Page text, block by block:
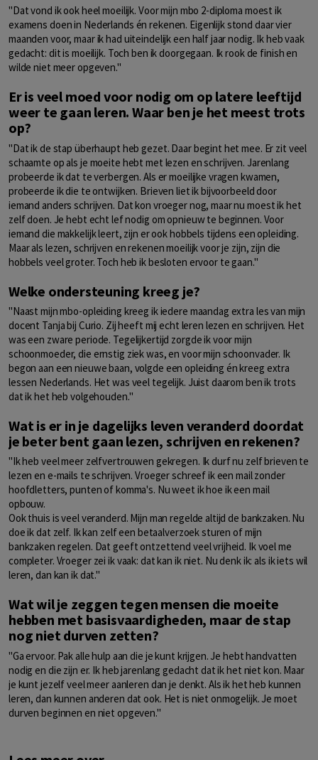
"Dat vond ik ook heel moeilijk. Voor mijn mbo 2-diploma moest ik
examens doen in Nederlands én rekenen. Eigenlijk stond daar vier
maanden voor, maar ik had uiteindelijk een half jaar nodig. Ik heb vaak
gedacht: dit is moeilijk. Toch ben ik doorgegaan. Ik rook de finish en
wilde niet meer opgeven."
Er is veel moed voor nodig om op latere leeftijd
weer te gaan leren. Waar ben je het meest trots
op?
"Dat ik de stap überhaupt heb gezet. Daar begint het mee. Er zit veel
schaamte op als je moeite hebt met lezen en schrijven. Jarenlang
probeerde ik dat te verbergen. Als er moeilijke vragen kwamen,
probeerde ik die te ontwijken. Brieven liet ik bijvoorbeeld door
iemand anders schrijven. Dat kon vroeger nog, maar nu moest ik het
zelf doen. Je hebt echt lef nodig om opnieuw te beginnen. Voor
iemand die makkelijk leert, zijn er ook hobbels tijdens een opleiding.
Maar als lezen, schrijven en rekenen moeilijk voor je zijn, zijn die
hobbels veel groter. Toch heb ik besloten ervoor te gaan."
Welke ondersteuning kreeg je?
"Naast mijn mbo-opleiding kreeg ik iedere maandag extra les van mijn
docent Tanja bij Curio. Zij heeft mij echt leren lezen en schrijven. Het
was een zware periode. Tegelijkertijd zorgde ik voor mijn
schoonmoeder, die ernstig ziek was, en voor mijn schoonvader. Ik
begon aan een nieuwe baan, volgde een opleiding én kreeg extra
lessen Nederlands. Het was veel tegelijk. Juist daarom ben ik trots
dat ik het heb volgehouden."
Wat is er in je dagelijks leven veranderd doordat
je beter bent gaan lezen, schrijven en rekenen?
"Ik heb veel meer zelfvertrouwen gekregen. Ik durf nu zelf brieven te
lezen en e-mails te schrijven. Vroeger schreef ik een mail zonder
hoofdletters, punten of komma's. Nu weet ik hoe ik een mail
opbouw.
Ook thuis is veel veranderd. Mijn man regelde altijd de bankzaken. Nu
doe ik dat zelf. Ik kan zelf een betaalverzoek sturen of mijn
bankzaken regelen. Dat geeft ontzettend veel vrijheid. Ik voel me
completer. Vroeger zei ik vaak: dat kan ik niet. Nu denk ik: als ik iets wil
leren, dan kan ik dat."
Wat wil je zeggen tegen mensen die moeite
hebben met basisvaardigheden, maar de stap
nog niet durven zetten?
"Ga ervoor. Pak alle hulp aan die je kunt krijgen. Je hebt handvatten
nodig en die zijn er. Ik heb jarenlang gedacht dat ik het niet kon. Maar
je kunt jezelf veel meer aanleren dan je denkt. Als ik het heb kunnen
leren, dan kunnen anderen dat ook. Het is niet onmogelijk. Je moet
durven beginnen en niet opgeven."